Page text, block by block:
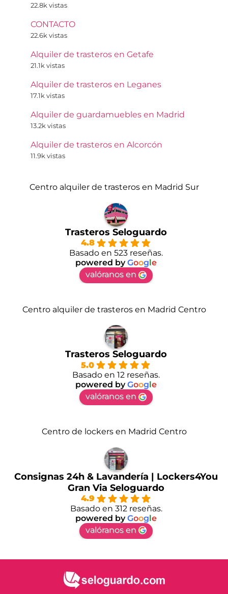
22.8k vistas
CONTACTO
22.6k vistas
Alquiler de trasteros en Getafe
21.1k vistas
Alquiler de trasteros en Leganes
17.1k vistas
Alquiler de guardamuebles en Madrid
13.2k vistas
Alquiler de trasteros en Alcorcón
11.9k vistas
Centro alquiler de trasteros en Madrid Sur
Trasteros Seloguardo
4.8
Basado en 523 reseñas.
powered byGoogle
valóranos en
Centro alquiler de trasteros en Madrid Centro
Trasteros Seloguardo
5.0
Basado en 12 reseñas.
powered byGoogle
valóranos en
Centro de lockers en Madrid Centro
Consignas 24h & Lavandería | Lockers4You
Gran Via Seloguardo
4.9
Basado en 312 reseñas.
powered byGoogle
valóranos en